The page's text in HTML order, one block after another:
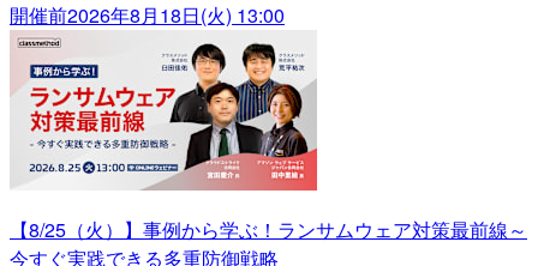
開催前2026年8月18日(火) 13:00
【8/25（火）】事例から学ぶ！ランサムウェア対策最前線～
今すぐ実践できる多重防御戦略